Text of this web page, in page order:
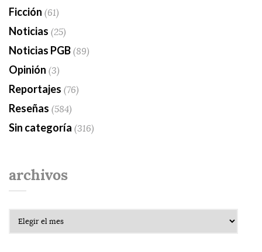
Ficción (61)
Noticias (25)
Noticias PGB(89)
Opinión (3)
Reportajes (76)
Reseñas (584)
Sin categoría (316)
archivos